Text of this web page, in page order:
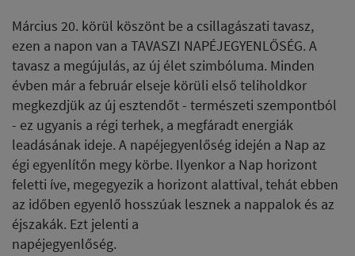
Március 20. körül köszönt be a csillagászati tavasz,
ezen a napon van a TAVASZI NAPÉJEGYENLŐSÉG. A
tavasz a megújulás, az új élet szimbóluma. Minden
évben már a február elseje körüli első teliholdkor
megkezdjük az új esztendőt - természeti szempontból
- ez ugyanis a régi terhek, a megfáradt energiák
leadásának ideje. A napéjegyenlőség idején a Nap az
égi egyenlítőn megy körbe. Ilyenkor a Nap horizont
feletti íve, megegyezik a horizont alattival, tehát ebben
az időben egyenlő hosszúak lesznek a nappalok és az
éjszakák. Ezt jelenti a
napéjegyenlőség.